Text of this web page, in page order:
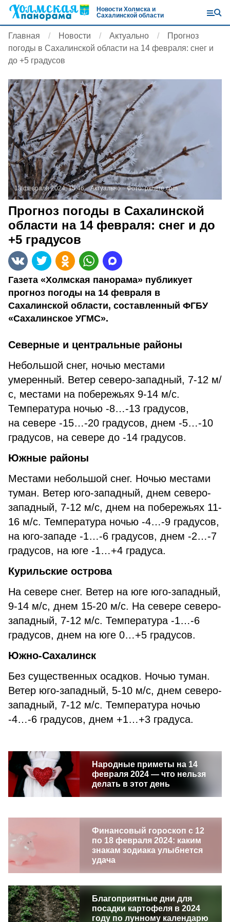
Новости Холмска и
Сахалинской области
Главная Новости Актуально
Прогноз
погоды в Сахалинской области на 14 февраля: снег и
до +5 градусов
13 февраля 2024, 15:46 Актуально Фото:pxhere.com
Прогноз погоды в Сахалинской
области на 14 февраля: снег и до
+5 градусов
Газета «Холмская панорама» публикует
прогноз погоды на 14 февраля в
Сахалинской области, составленный ФГБУ
«Сахалинское УГМС».
Северные и центральные районы
Небольшой снег, ночью местами
умеренный. Ветер северо-западный, 7-12 м/
с, местами на побережьях 9-14 м/с.
Температура ночью -8…-13 градусов,
на севере -15…-20 градусов, днем -5…-10
градусов, на севере до -14 градусов.
Южные районы
Местами небольшой снег. Ночью местами
туман. Ветер юго-западный, днем северо-
западный, 7-12 м/с, днем на побережьях 11-
16 м/с. Температура ночью -4…-9 градусов,
на юго-западе -1…-6 градусов, днем -2…-7
градусов, на юге -1…+4 градуса.
Курильские острова
На севере снег. Ветер на юге юго-западный,
9-14 м/с, днем 15-20 м/с. На севере северо-
западный, 7-12 м/с. Температура -1…-6
градусов, днем на юге 0…+5 градусов.
Южно-Сахалинск
Без существенных осадков. Ночью туман.
Ветер юго-западный, 5-10 м/с, днем северо-
западный, 7-12 м/с. Температура ночью
-4…-6 градусов, днем +1…+3 градуса.
Народные приметы на 14
февраля 2024 — что нельзя
делать в этот день
Финансовый гороскоп с 12
по 18 февраля 2024: каким
знакам зодиака улыбнется
удача
Благоприятные дни для
посадки картофеля в 2024
году по лунному календарю